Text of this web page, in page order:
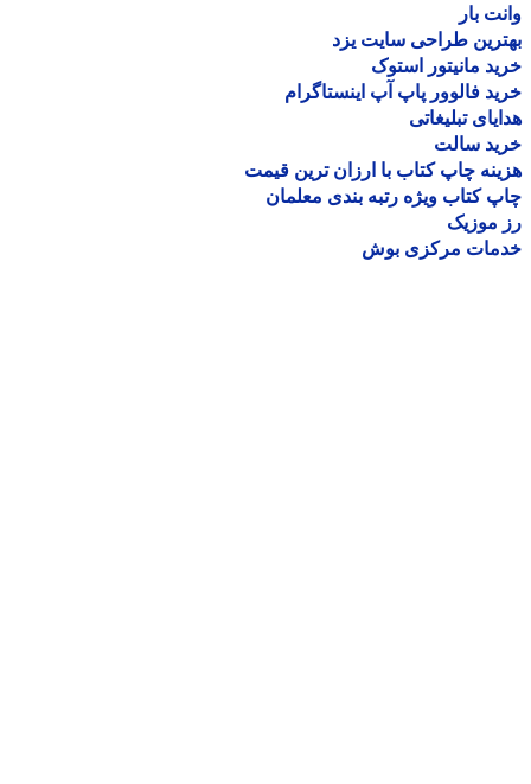
بار
طراحی سایت یزد
مانیتور استوک
فالوور پاپ آپ اینستاگرام
تبلیغاتی
سالت
چاپ کتاب با ارزان ترین قیمت
کتاب ویژه رتبه بندی معلمان
موزیک
مرکزی بوش